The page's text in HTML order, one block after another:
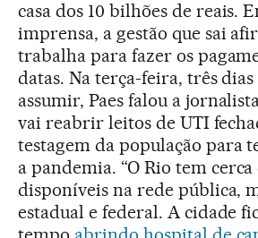
casa dos 10 bilhões de reais.
imprensa, a gestão que sai
trabalha para fazer os
datas. Na terça-feira, três dias
assumir, Paes falou a
vai reabrir leitos de UTI
testagem da população para
a pandemia. “O Rio tem
disponíveis na rede pública,
estadual e federal. A cidade